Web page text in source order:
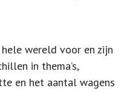
wereld voor en zijn
in thema’s,
en het aantal wagens